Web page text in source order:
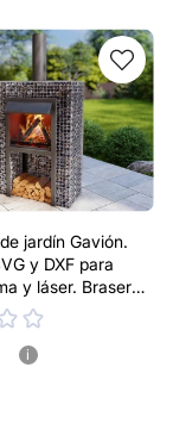
jardín Gavión.
y DXF para
y láser. Brasero
i